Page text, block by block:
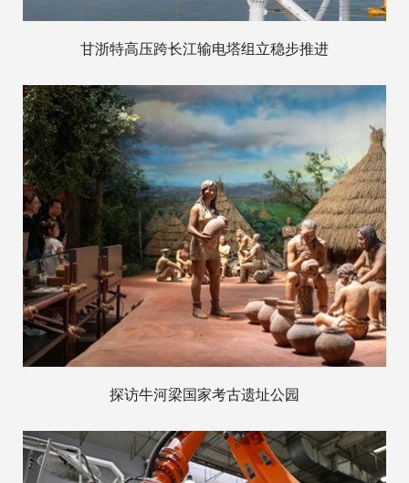
甘浙特高压跨长江输电塔组立稳步推进
探访牛河梁国家考古遗址公园